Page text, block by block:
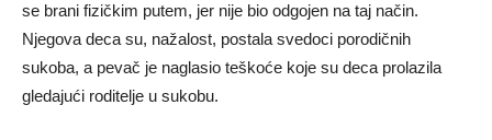
se brani fizičkim putem, jer nije bio odgojen na taj način.
Njegova deca su, nažalost, postala svedoci porodičnih
sukoba, a pevač je naglasio teškoće koje su deca prolazila
gledajući roditelje u sukobu.